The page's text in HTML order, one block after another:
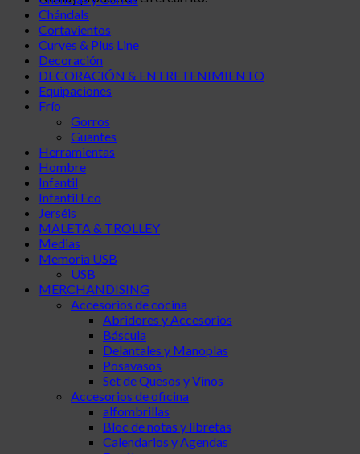
Chándals
Cortavientos
Curves & Plus Line
Decoración
DECORACIÓN & ENTRETENIMIENTO
Equipaciones
Frío
Gorros
Guantes
Herramientas
Hombre
Infantil
Infantil Eco
Jerséis
MALETA & TROLLEY
Medias
Memoria USB
USB
MERCHANDISING
Accesorios de cocina
Abridores y Accesorios
Báscula
Delantales y Manoplas
Posavasos
Set de Quesos y Vinos
Accesorios de oficina
alfombrillas
Bloc de notas y libretas
Calendarios y Agendas